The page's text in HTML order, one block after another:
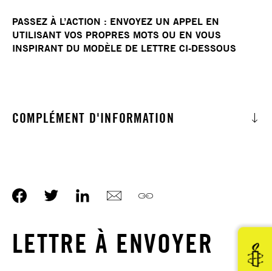
PASSEZ À L’ACTION : ENVOYEZ UN APPEL EN
UTILISANT VOS PROPRES MOTS OU EN VOUS
INSPIRANT DU MODÈLE DE LETTRE CI-DESSOUS
COMPLÉMENT D'INFORMATION
LETTRE À ENVOYER